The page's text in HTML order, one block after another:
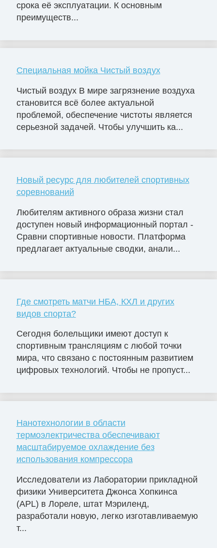
срока её эксплуатации. К основным
преимуществ...
Специальная мойка Чистый воздух
Чистый воздух В мире загрязнение воздуха
становится всё более актуальной
проблемой, обеспечение чистоты является
серьезной задачей. Чтобы улучшить ка...
Новый ресурс для любителей спортивных
соревнований
Любителям активного образа жизни стал
доступен новый информационный портал -
Сравни спортивные новости. Платформа
предлагает актуальные сводки, анали...
Где смотреть матчи НБА, КХЛ и других
видов спорта?
Сегодня болельщики имеют доступ к
спортивным трансляциям с любой точки
мира, что связано с постоянным развитием
цифровых технологий. Чтобы не пропуст...
Нанотехнологии в области
термоэлектричества обеспечивают
масштабируемое охлаждение без
использования компрессора
Исследователи из Лаборатории прикладной
физики Университета Джонса Хопкинса
(APL) в Лореле, штат Мэриленд,
разработали новую, легко изготавливаемую
т...